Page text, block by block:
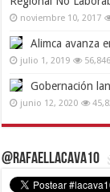
noviembre 10, 2017
Alimca avanza
julio 1, 2019 56,846
Gobernación
junio 12, 2020
@RafaelLacava10